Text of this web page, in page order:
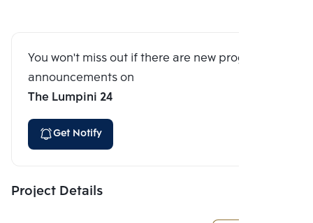
You won't miss out if there are new program
announcements on
The Lumpini 24
Get Notify
Project Details